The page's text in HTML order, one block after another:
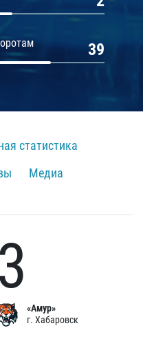
39
статистика
Медиа
«Амур»
г. Хабаровск